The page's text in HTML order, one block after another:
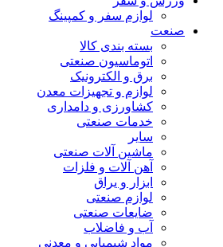
لوازم سفر و کمپینگ
صنعت
بسته بندی کالا
اتوماسیون صنعتی
برق و الکترونیک
لوازم و تجهیزات معدن
کشاورزی و دامداری
خدمات صنعتی
سایر
ماشین آلات صنعتی
آهن آلات و فلزات
ابزار و یراق
لوازم صنعتی
ضایعات صنعتی
آب و فاضلاب
مواد شیمیایی و معدنی